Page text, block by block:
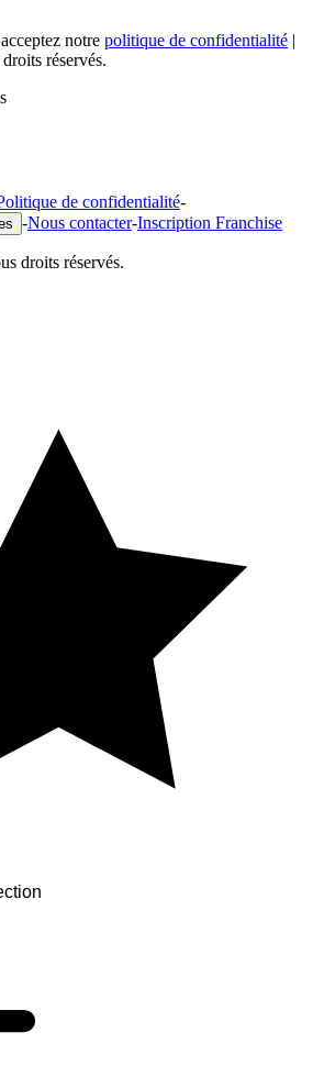
notre politique de confidentialité |
réservés.
de confidentialité-
-Nous contacter-Inscription Franchise
droits réservés.